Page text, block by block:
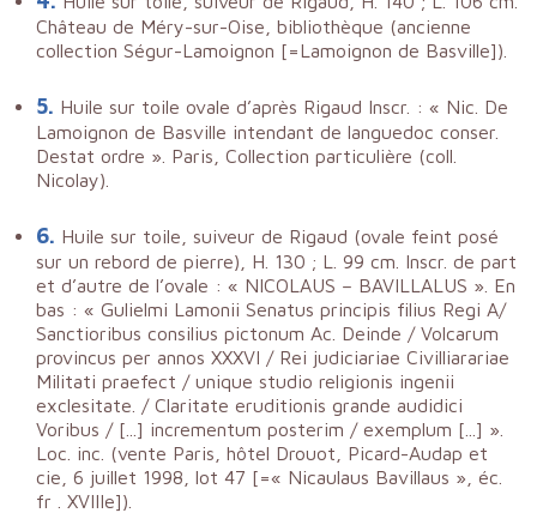
Château de Méry-sur-Oise, bibliothèque (ancienne
collection Ségur-Lamoignon [=Lamoignon de Basville]).
5. Huile sur toile ovale d’après Rigaud Inscr. : « Nic. De
Lamoignon de Basville intendant de languedoc conser.
Destat ordre ». Paris, Collection particulière (coll.
Nicolay).
6. Huile sur toile, suiveur de Rigaud (ovale feint posé
sur un rebord de pierre), H. 130 ; L. 99 cm. Inscr. de part
et d’autre de l’ovale : « NICOLAUS – BAVILLALUS ». En
bas : « Gulielmi Lamonii Senatus principis filius Regi A/
Sanctioribus consilius pictonum Ac. Deinde / Volcarum
provincus per annos XXXVI / Rei judiciariae Civilliarariae
Militati praefect / unique studio religionis ingenii
exclesitate. / Claritate eruditionis grande audidici
Voribus / [...] incrementum posterim / exemplum [...] ».
Loc. inc. (vente Paris, hôtel Drouot, Picard-Audap et
cie, 6 juillet 1998, lot 47 [=« Nicaulaus Bavillaus », éc.
fr . XVIIIe]).